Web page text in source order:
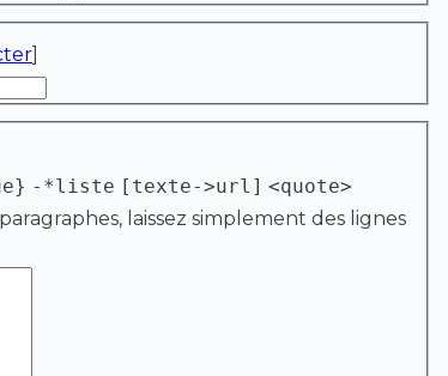
]
-*liste [texte->url] <quote>
laissez simplement des lignes